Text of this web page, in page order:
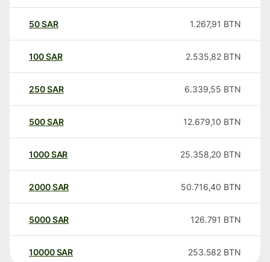
50SAR 1.267,91 BTN
100SAR 2.535,82 BTN
250SAR 6.339,55 BTN
500SAR 12.679,10 BTN
1000SAR 25.358,20 BTN
2000SAR 50.716,40 BTN
5000SAR 126.791 BTN
10000 SAR 253.582 BTN